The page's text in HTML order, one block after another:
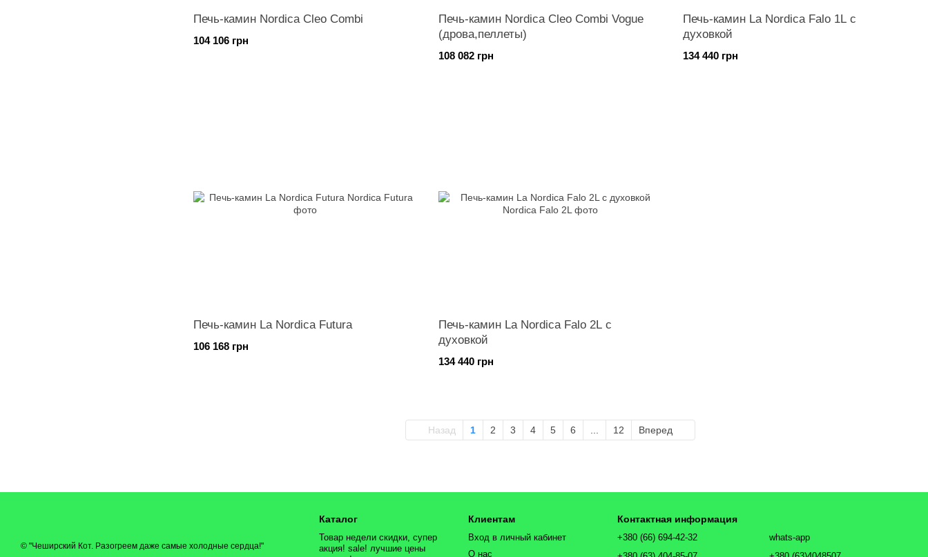
Печь-камин Nordica Cleo Combi
104 106 грн
Печь-камин Nordica Cleo Combi Vogue
(дрова,пеллеты)
108 082 грн
Печь-камин La Nordica Falo 1L с
духовкой
134 440 грн
Печь-камин La Nordica Futura
106 168 грн
Печь-камин La Nordica Falo 2L с
духовкой
134 440 грн
Назад 1 2 3 4 5 6 12 Вперед
© "Чеширский Кот. Разогреем даже самые холодные сердца!"
Каталог
Товар недели скидки, супер
акция! sale! лучшие цены
Клиентам
Вход в личный кабинет
О нас
Контактная информация
+380 (66) 694-42-32
whats-app